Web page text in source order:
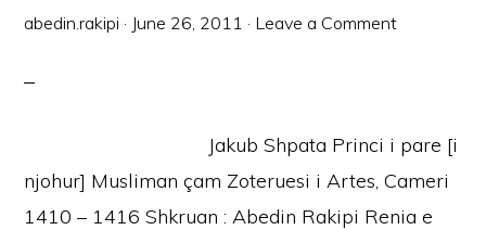
abedin.rakipi · June 26, 2011 · Leave a Comment
Jakub Shpata Princi i pare [i
njohur] Musliman çam Zoteruesi i Artes, Cameri
1410 – 1416 Shkruan : Abedin Rakipi Renia e